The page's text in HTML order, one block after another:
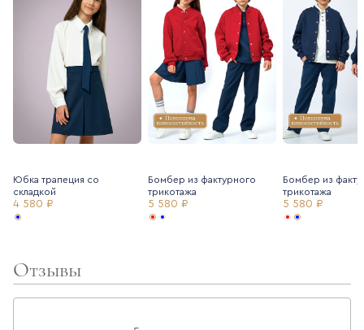
Юбка трапеция со
складкой
4 580 ₽
Бомбер из фактурного
трикотажа
5 580 ₽
Бомбер из
трикотажа
5 580 ₽
Отзывы